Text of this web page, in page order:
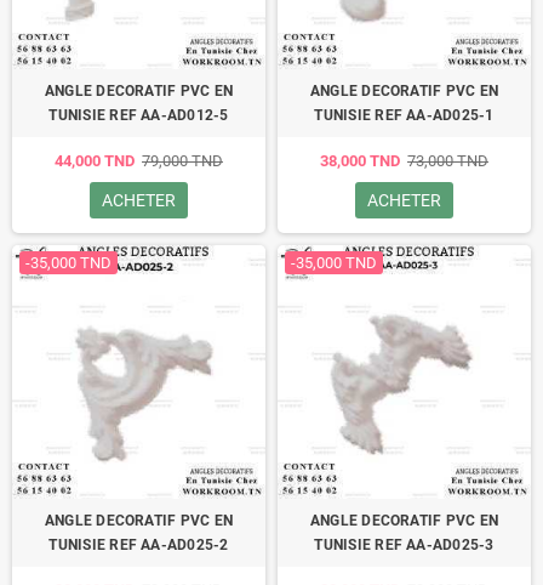
ANGLE DECORATIF PVC EN
TUNISIE REF AA-AD012-5
44,000 TND 79,000 TND
ACHETER
ANGLE DECORATIF PVC EN
TUNISIE REF AA-AD025-1
38,000 TND 73,000 TND
ACHETER
-35,000 TND
ANGLE DECORATIF PVC EN
TUNISIE REF AA-AD025-2
-35,000 TND
ANGLE DECORATIF PVC EN
TUNISIE REF AA-AD025-3